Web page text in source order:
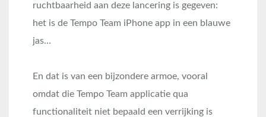
ruchtbaarheid aan deze lancering is gegeven:
het is de Tempo Team iPhone app in een blauwe
jas…
En dat is van een bijzondere armoe, vooral
omdat die Tempo Team applicatie qua
functionaliteit niet bepaald een verrijking is